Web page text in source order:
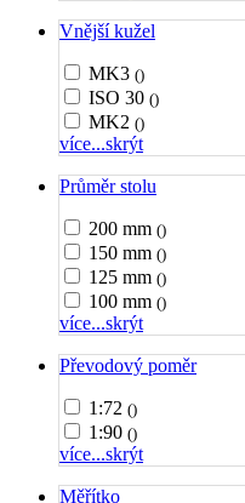
Vnější kužel
MK3 ()
ISO 30 ()
MK2 ()
více...skrýt
Průměr stolu
200 mm ()
150 mm ()
125 mm ()
100 mm ()
více...skrýt
Převodový poměr
1:72 ()
1:90 ()
více...skrýt
Měřítko